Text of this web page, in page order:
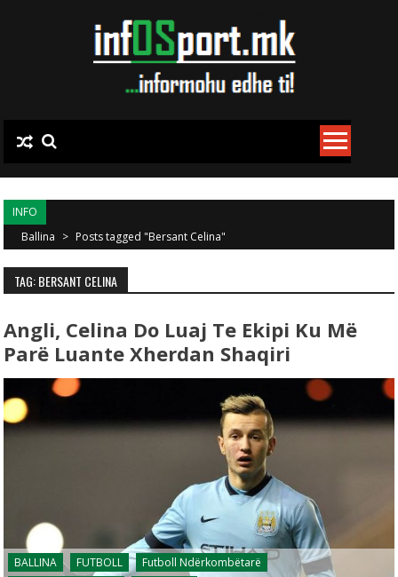
INFO
Ballina > Posts tagged "Bersant Celina"
TAG: BERSANT CELINA
Angli, Celina Do Luaj Te Ekipi Ku Më
Parë Luante Xherdan Shaqiri
BALLINA FUTBOLL
Futboll Ndërkombëtarë